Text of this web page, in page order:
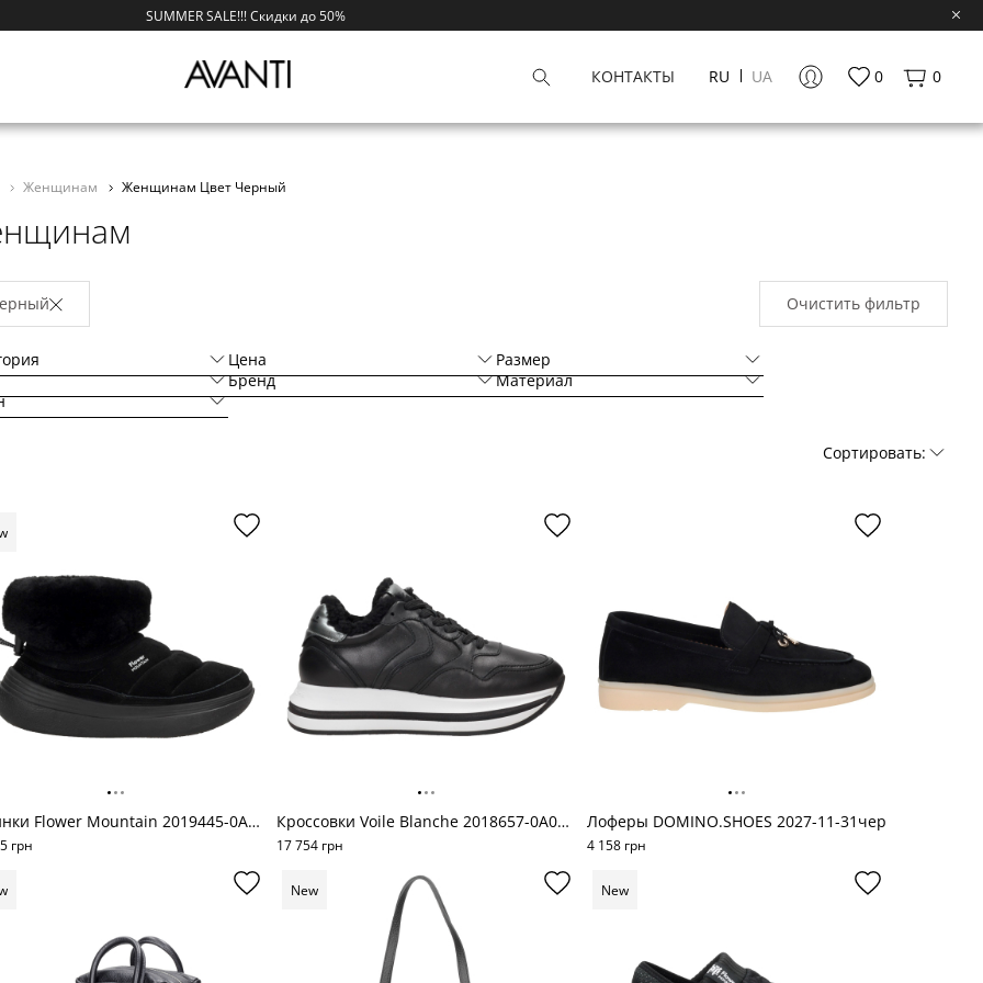
SUMMER SALE!!! Скидки до 50%
КОНТАКТЫ RU UA 0 0
Женщинам Женщинам Цвет Черный
Очистить фильтр
Цена
Размер
Бренд
Материал
Сортировать:
Ботинки Flower Mountain 2019445-0A01м
грн
Кроссовки Voile Blanche 2018657-0A01м
17 754 грн
Лоферы DOMINO.SHOES 2027-11-31чер
4 158 грн
New New